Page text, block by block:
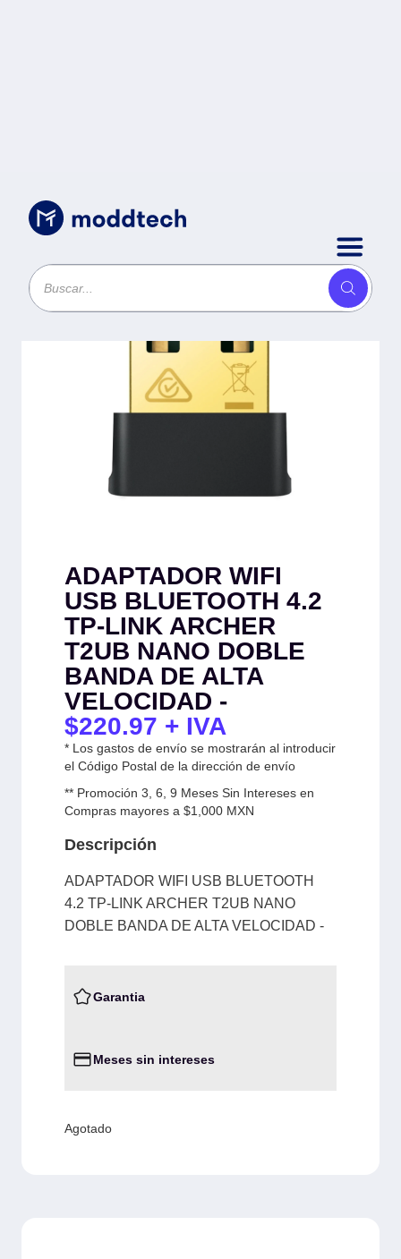
Sin categoría/ADAPTADOR WIFI USB
ADAPTADOR WIFI
USB BLUETOOTH 4.2
TP-LINK ARCHER
T2UB NANO DOBLE
BANDA DE ALTA
VELOCIDAD -
$220.97 + IVA
* Los gastos de envío se mostrarán al introducir
el Código Postal de la dirección de envío
** Promoción 3, 6, 9 Meses Sin Intereses en
Compras mayores a $1,000 MXN
Descripción
ADAPTADOR WIFI USB BLUETOOTH
4.2 TP-LINK ARCHER T2UB NANO
DOBLE BANDA DE ALTA VELOCIDAD -
Garantia
Meses sin intereses
Agotado